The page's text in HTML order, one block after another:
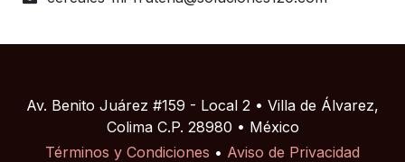
Av. Benito Juárez #159 - Local 2 • Villa de Álvarez,
Colima C.P. 28980 • México
Términos y Condiciones • Aviso de Privacidad